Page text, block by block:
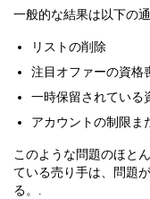
一般的な結果は以下の通
リストの削除
注目オファーの資格
一時保留されている
アカウントの制限ま
このような問題のほと
ている売り手は、問題
る。.